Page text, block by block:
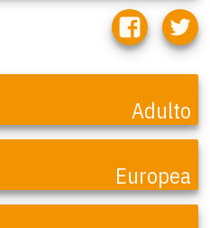
Adulto
Europea